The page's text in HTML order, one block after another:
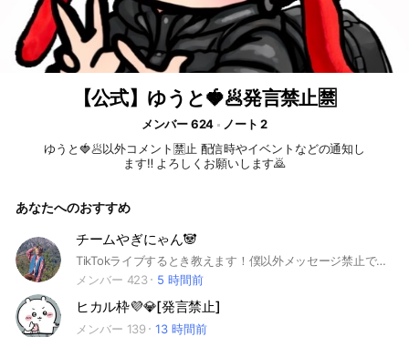
【公式】ゆうと🍓🥟発言禁止🈲
メンバー 624
ノート 2
ゆうと🍓🥟以外コメント🈲止 配信時やイベントなどの通知し
ます‼️ よろしくお願いします🙇
あなたへのおすすめ
チームやぎにゃん🐼
TikTokライブするとき教えます！僕以外メッセージ禁止でお願いします🐼 ノート見てね！！ #やぎにゃん #日本一周
メンバー 423
5 時間前
ヒカル枠💜💎[発言禁止]
メンバー 139 13 時間前